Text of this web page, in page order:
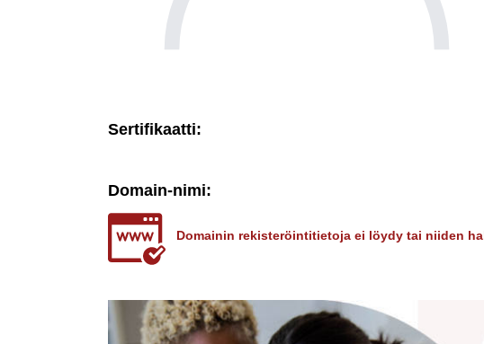
Sertifikaatti:
Domain-nimi:
Domainin rekisteröintitietoja ei löydy tai niiden